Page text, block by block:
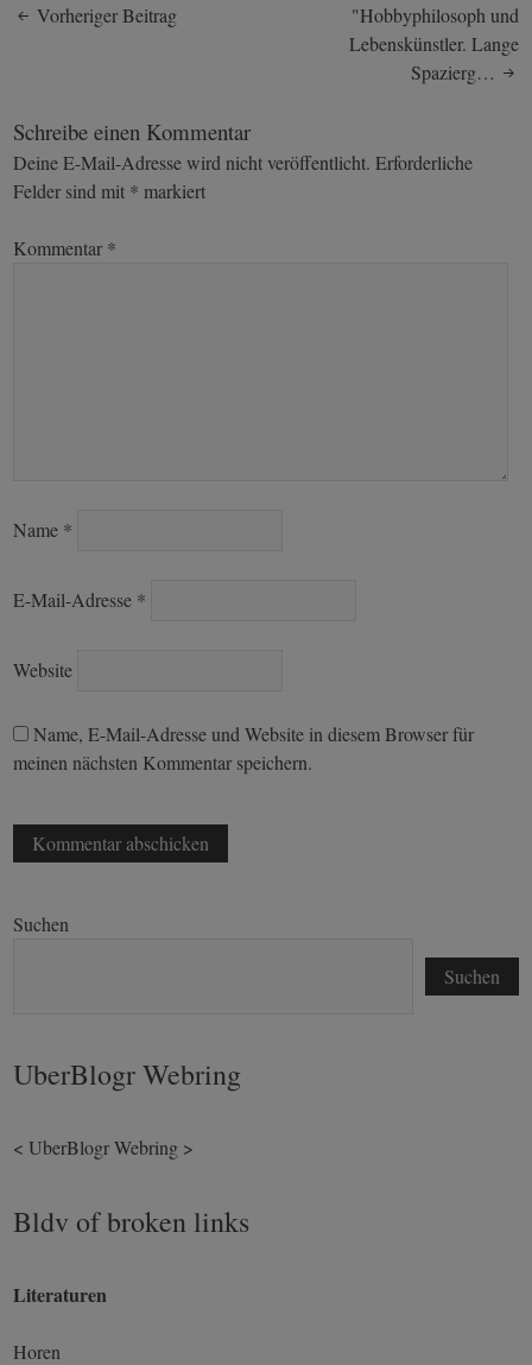
Post
Vorheriger Beitrag
"Hobbyphilosoph und
Lebenskünstler. Lange
Spazierg…
Schreibe einen Kommentar
Deine E-Mail-Adresse wird nicht veröffentlicht. Erforderliche
Felder sind mit * markiert
Kommentar *
Name *
E-Mail-Adresse *
Website
Name, E-Mail-Adresse und Website in diesem Browser für
meinen nächsten Kommentar speichern.
Suchen
Suchen
UberBlogr Webring
< UberBlogr Webring >
Bldv of broken links
Literaturen
Horen